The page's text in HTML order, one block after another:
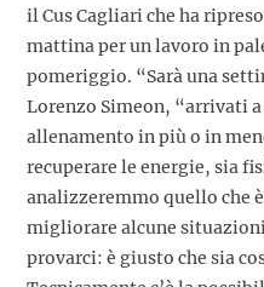
il Cus Cagliari che ha
mattina per un lavoro in
pomeriggio. “Sarà una
Lorenzo Simeon, “arrivati
allenamento in più o in
recuperare le energie, sia
analizzeremmo quello che
migliorare alcune
provarci: è giusto che sia